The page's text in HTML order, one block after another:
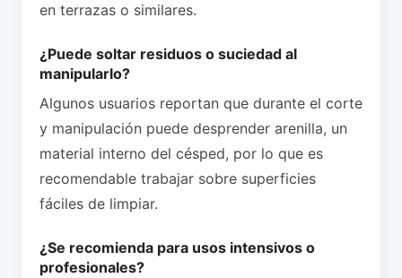
en terrazas o similares.
¿Puede soltar residuos o suciedad al
manipularlo?
Algunos usuarios reportan que durante el corte
y manipulación puede desprender arenilla, un
material interno del césped, por lo que es
recomendable trabajar sobre superficies
fáciles de limpiar.
¿Se recomienda para usos intensivos o
profesionales?